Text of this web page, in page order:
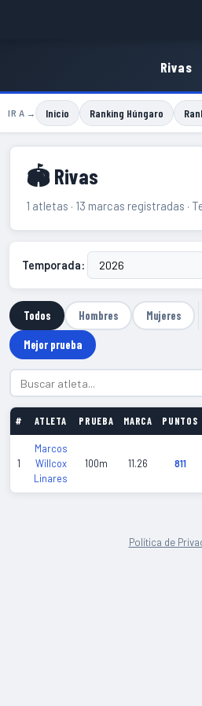
Rivas
IR A → Inicio Ranking Húngaro
🏟 Rivas
1 atletas · 13 marcas registradas ·
Temporada:
Todos Hombres Mujeres
Mejor prueba
# ATLETA PRUEBA MARCA PUNTOS
1
Marcos
Willcox
Linares
100m 11.26 811
Política de